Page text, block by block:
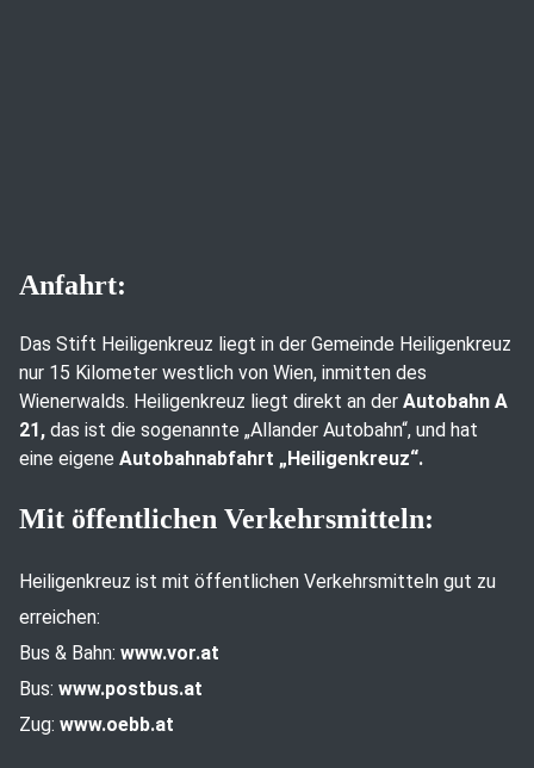
Anfahrt:
Das Stift Heiligenkreuz liegt in der Gemeinde Heiligenkreuz
nur 15 Kilometer westlich von Wien, inmitten des
Wienerwalds. Heiligenkreuz liegt direkt an der Autobahn A
21, das ist die sogenannte „Allander Autobahn“, und hat
eine eigene Autobahnabfahrt „Heiligenkreuz“.
Mit öffentlichen Verkehrsmitteln:
Heiligenkreuz ist mit öffentlichen Verkehrsmitteln gut zu
erreichen:
Bus & Bahn: www.vor.at
Bus: www.postbus.at
Zug: www.oebb.at